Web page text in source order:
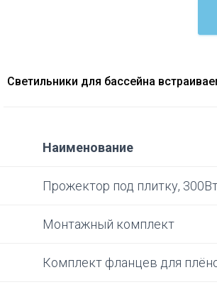
Светильники для бассейна
Наименование
Прожектор под плитку,
Монтажный комплект
Комплект фланцев для